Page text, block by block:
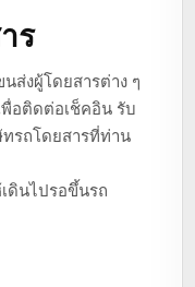
ร
ส่งผู้โดยสารต่าง ๆ
พื่อติดต่อเช็คอิน รับ
ทรถโดยสารที่ท่าน
ดินไปรอขึ้นรถ